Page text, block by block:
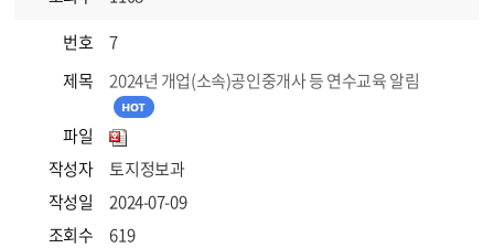
번호
7
제목
2024년 개업(소속)공인중개사 등 연수교육 알림
파일
작성자
토지정보과
작성일
2024-07-09
조회수
619